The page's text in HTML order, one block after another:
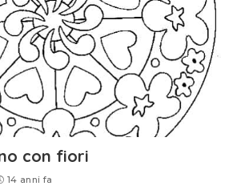
con fiori
14 anni fa